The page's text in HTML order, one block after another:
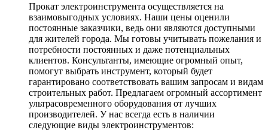
Прокат электроинструмента осуществляется на
взаимовыгодных условиях. Наши цены оценили
постоянные заказчики, ведь они являются доступными
для жителей города. Мы готовы учитывать пожелания и
потребности постоянных и даже потенциальных
клиентов. Консультанты, имеющие огромный опыт,
помогут выбрать инструмент, который будет
гарантировано соответствовать вашим запросам и видам
строительных работ. Предлагаем огромный ассортимент
ультрасовременного оборудования от лучших
производителей. У нас всегда есть в наличии
следующие виды электроинструментов: